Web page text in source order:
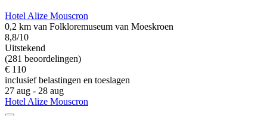
Hotel Alize Mouscron
0,2 km van Folkloremuseum van Moeskroen
8,8/10
Uitstekend
(281 beoordelingen)
€ 110
inclusief belastingen en toeslagen
27 aug - 28 aug
Hotel Alize Mouscron